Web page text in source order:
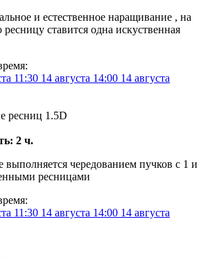
и естественное наращивание , на
ставится одна искуственная
11:30 14 августа 14:00 14 августа
ресниц 1.5D
2 ч.
выполняется чередованием пучков с 1 и
ресницами
11:30 14 августа 14:00 14 августа